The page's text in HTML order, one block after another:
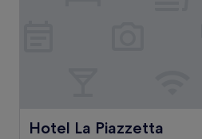
Hotel La Piazzetta
Hotel La Piazzetta